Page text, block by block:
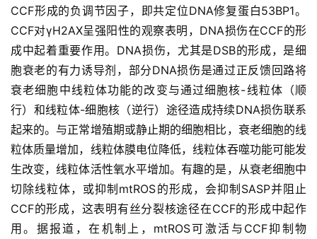
行
业
资
讯
再
生
医
学
CCF形成的负调节因子，即共定位DNA修复蛋白53BP1。
CCF对γH2AX呈强阳性的观察表明，DNA损伤在CCF的形
成中起着重要作用。DNA损伤，尤其是DSB的形成，是细
胞衰老的有力诱导剂，部分DNA损伤是通过正反馈回路将
衰老细胞中线粒体功能的改变与通过细胞核-线粒体（顺
行）和线粒体-细胞核（逆行）途径造成持续DNA损伤联系
起来的。与正常增殖期或静止期的细胞相比，衰老细胞的线
粒体质量增加，线粒体膜电位降低，线粒体吞噬功能可能发
生改变，线粒体活性氧水平增加。有趣的是，从衰老细胞中
切除线粒体，或抑制mtROS的形成，会抑制SASP并阻止
CCF的形成，这表明有丝分裂核途径在CCF的形成中起作
用。据报道，在机制上，mtROS可激活与CCF抑制物